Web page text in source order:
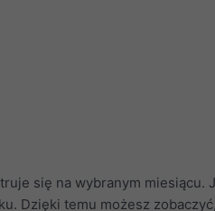
się na wybranym
Dzięki temu możesz